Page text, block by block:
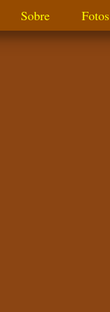
Sobre Fotos